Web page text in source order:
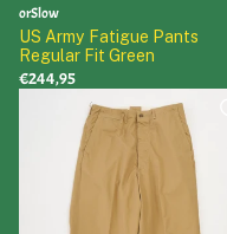
orSlow
US Army Fatigue Pants
Regular Fit Green
€244,95